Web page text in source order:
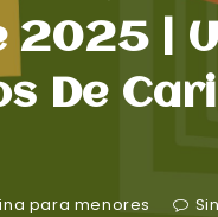
2025 |
De
para menores